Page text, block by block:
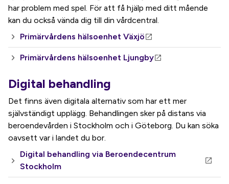
har problem med spel. För att få hjälp med ditt mående
kan du också vända dig till din vårdcentral.
Primärvårdens hälsoenhet Växjö
Primärvårdens hälsoenhet Ljungby
Digital behandling
Det finns även digitala alternativ som har ett mer
självständigt upplägg. Behandlingen sker på distans via
beroendevården i Stockholm och i Göteborg. Du kan söka
oavsett var i landet du bor.
Digital behandling via Beroendecentrum
Stockholm